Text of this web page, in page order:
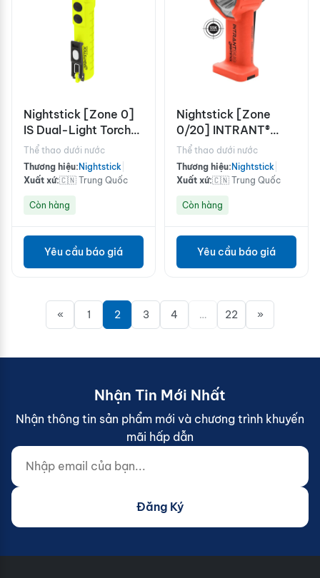
Nightstick [Zone 0]
IS Dual-Light Torch
w/Dual Magnets
Thể thao dưới nước
Thương hiệu: Nightstick
Xuất xứ:🇨🇳 Trung Quốc
Còn hàng
Yêu cầu báo giá
Nightstick [Zone
0/20] INTRANT®
DUO TURBO IS Dual-
Light Angle Light -
4AA
Thể thao dưới nước
Thương hiệu: Nightstick
Xuất xứ:🇨🇳 Trung Quốc
Còn hàng
Yêu cầu báo giá
« 1 2 3 4 … 22 »
Nhận Tin Mới Nhất
Nhận thông tin sản phẩm mới và chương trình khuyến
mãi hấp dẫn
Nhập email của bạn...
Website (do not fill)
Đăng Ký